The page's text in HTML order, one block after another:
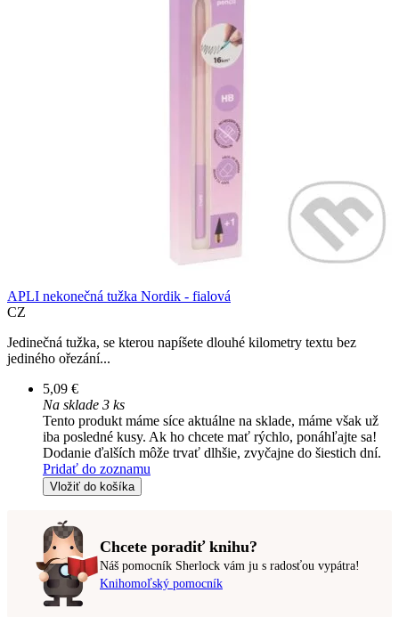
APLI nekonečná tužka Nordik - fialová
CZ
Jedinečná tužka, se kterou napíšete dlouhé kilometry textu bez
jediného ořezání...
5,09 €
Na sklade 3 ks
Tento produkt máme síce aktuálne na sklade, máme však už
iba posledné kusy. Ak ho chcete mať rýchlo, ponáhľajte sa!
Dodanie ďalších môže trvať dlhšie, zvyčajne do šiestich dní.
Pridať do zoznamu
Vložiť do košíka
Chcete poradiť knihu?
Náš pomocník Sherlock vám ju s radosťou vypátra!
Knihomoľský pomocník